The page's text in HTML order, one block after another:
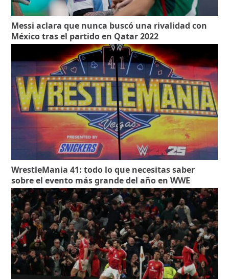
Messi aclara que nunca buscó una rivalidad con
México tras el partido en Qatar 2022
WrestleMania 41: todo lo que necesitas saber
sobre el evento más grande del año en WWE